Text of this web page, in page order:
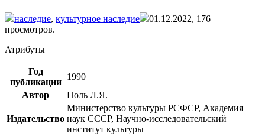
наследие, культурное наследие 01.12.2022, 176
просмотров.
Атрибуты
Год
публикации
1990
Автор
Ноль Л.Я.
Издательство
Министерство культуры РСФСР, Академия
наук СССР, Научно-исследовательский
институт культуры